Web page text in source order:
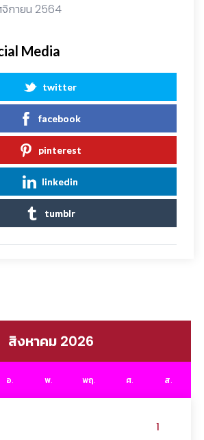
กายน 2564
Media
twitter
facebook
pinterest
linkedin
tumblr
สิงหาคม 2026
อ. พ. พฤ. ศ. ส.
1